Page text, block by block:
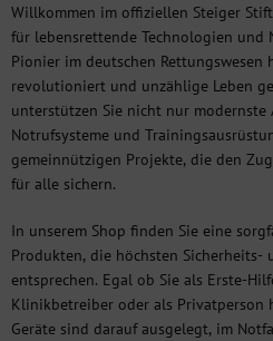
Willkommen im offiziellen Steiger
für lebensrettende Technologien und
Pionier im deutschen
revolutioniert und unzählige Leben
unterstützen Sie nicht nur modernste
Notrufsysteme und
gemeinnützigen Projekte, die den
für alle sichern.
In unserem Shop finden Sie eine
Produkten, die höchsten Sicherheits-
entsprechen. Egal ob Sie als Erste-
Klinikbetreiber oder als Privatperson
Geräte sind darauf ausgelegt, im